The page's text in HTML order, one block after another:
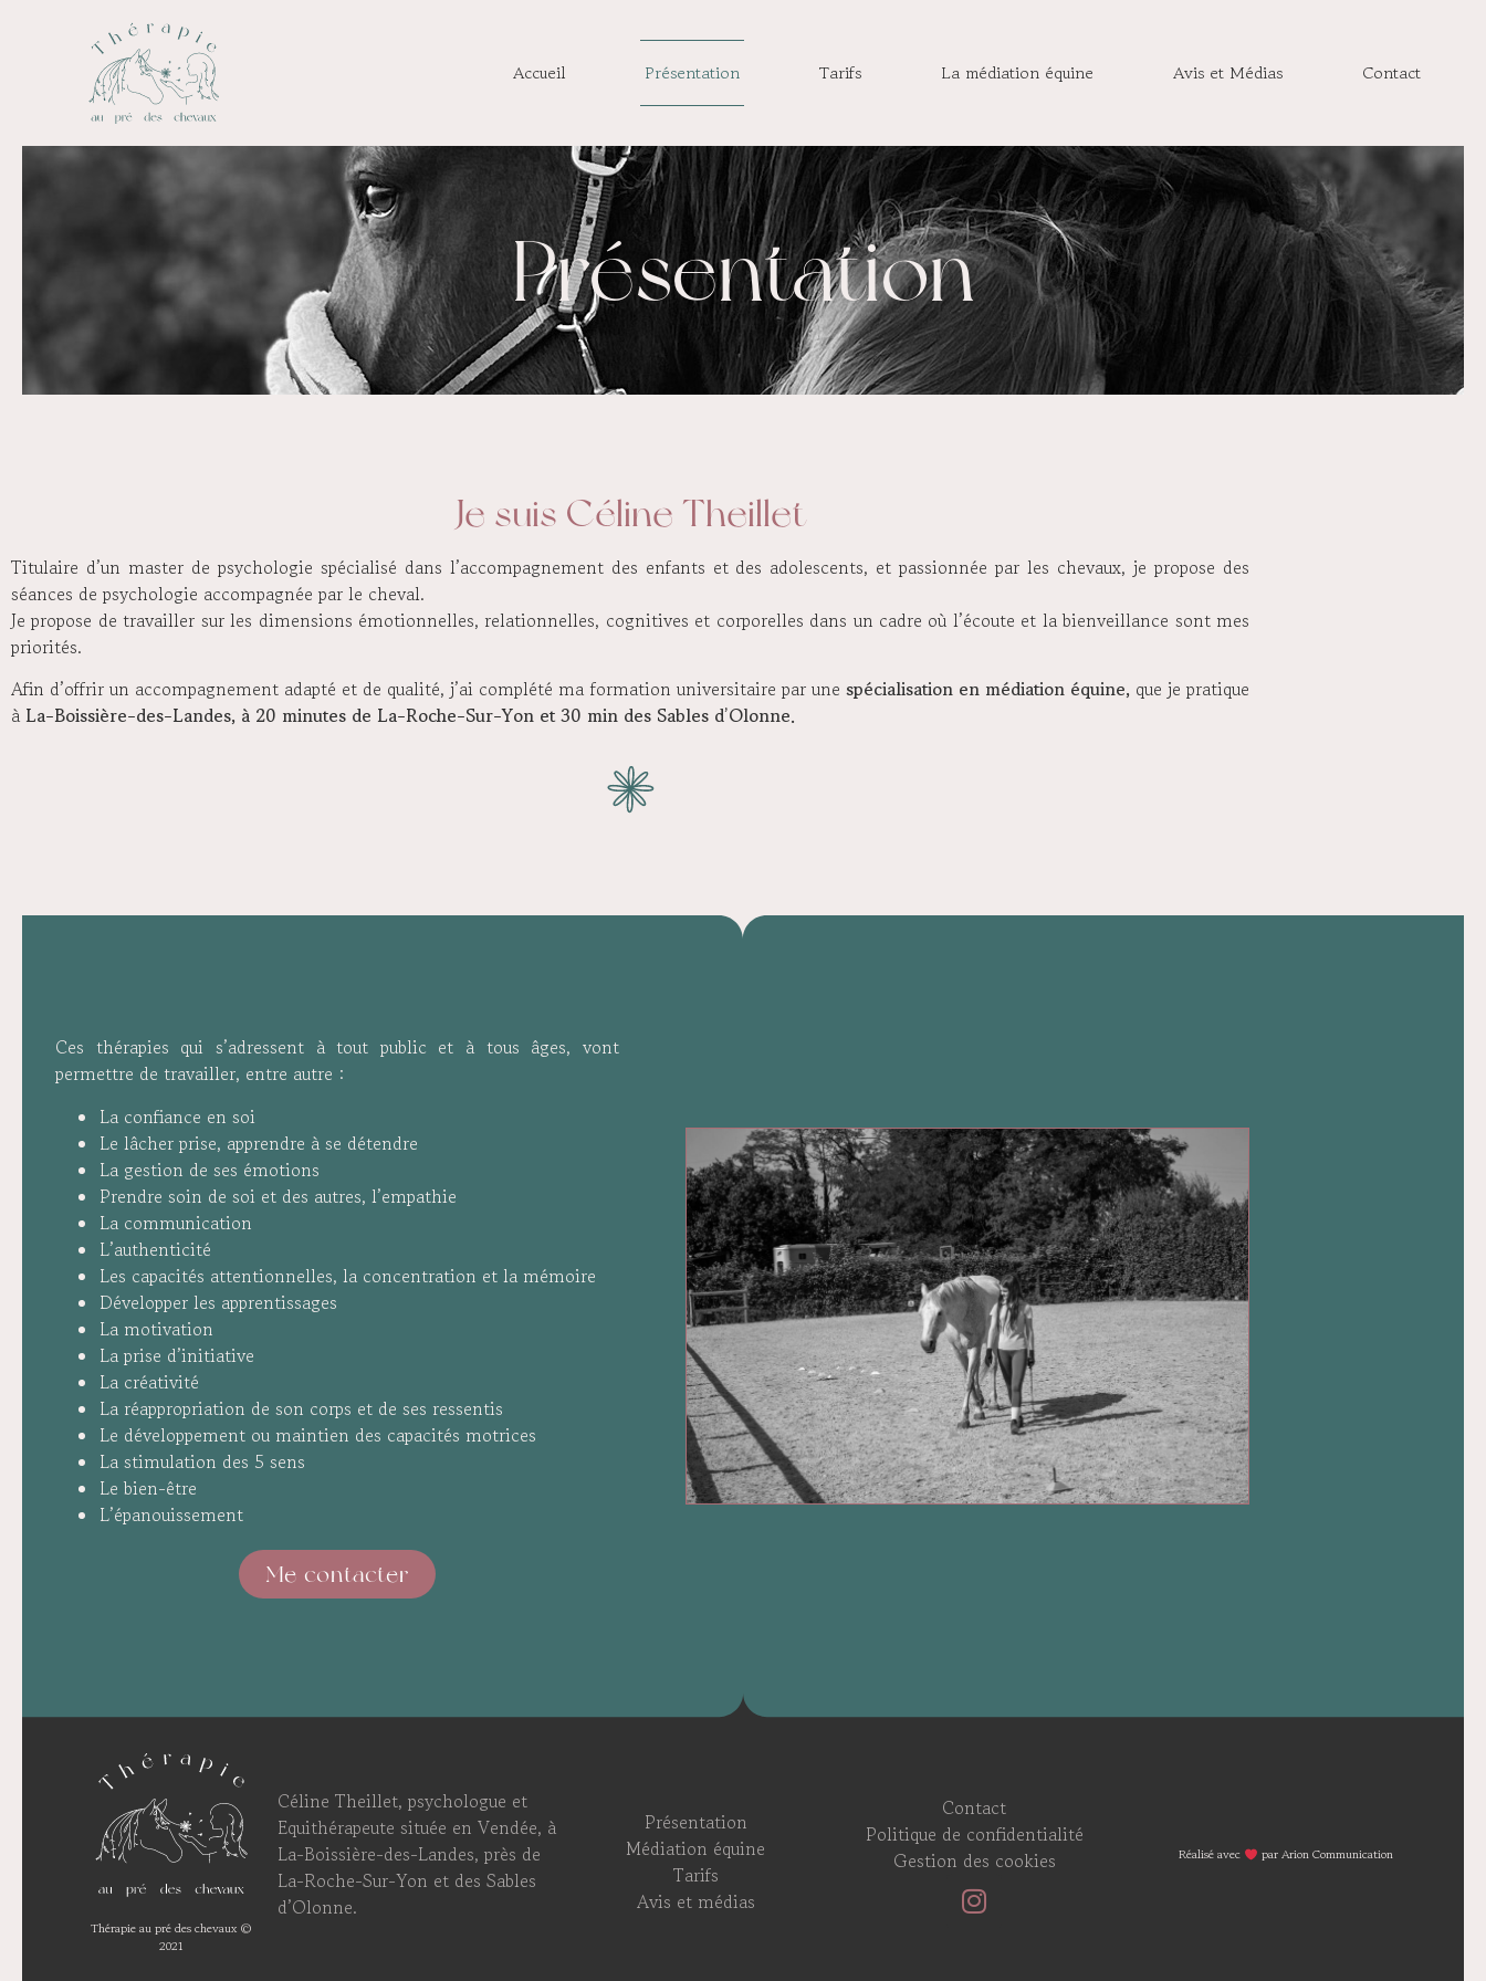
Accueil Présentation Tarifs La médiation équine Avis et Médias Contact
Présentation
Je suis Céline Theillet
Titulaire d’un master de psychologie spécialisé dans l’accompagnement des enfants et des adolescents, et passionnée par les chevaux, je propose des
séances de psychologie accompagnée par le cheval.
Je propose de travailler sur les dimensions émotionnelles, relationnelles, cognitives et corporelles dans un cadre où l’écoute et la bienveillance sont mes
priorités.
Afin d’offrir un accompagnement adapté et de qualité, j’ai complété ma formation universitaire par une spécialisation en médiation équine, que je pratique
à La-Boissière-des-Landes, à 20 minutes de La-Roche-Sur-Yon et 30 min des Sables d’Olonne.
Ces thérapies qui s’adressent à tout public et à tous âges, vont
permettre de travailler, entre autre :
La confiance en soi
Le lâcher prise, apprendre à se détendre
La gestion de ses émotions
Prendre soin de soi et des autres, l’empathie
La communication
L’authenticité
Les capacités attentionnelles, la concentration et la mémoire
Développer les apprentissages
La motivation
La prise d’initiative
La créativité
La réappropriation de son corps et de ses ressentis
Le développement ou maintien des capacités motrices
La stimulation des 5 sens
Le bien-être
L’épanouissement
Me contacter
Thérapie au pré des chevaux ©
2021
Céline Theillet, psychologue et
Equithérapeute située en Vendée, à
La-Boissière-des-Landes, près de
La-Roche-Sur-Yon et des Sables
d’Olonne.
Présentation
Médiation équine
Tarifs
Avis et médias
Contact
Politique de confidentialité
Gestion des cookies
Réalisé avec par Arion Communication